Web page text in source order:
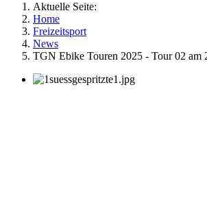
Aktuelle Seite:
Home
Freizeitsport
News
TGN Ebike Touren 2025 - Tour 02 am